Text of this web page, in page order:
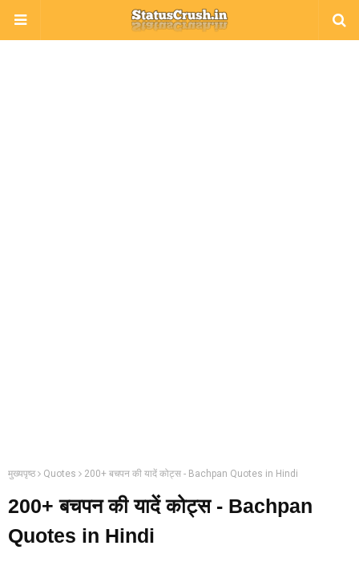
मुख्यपृष्ठ Quotes 200+ बचपन की यादें कोट्स - Bachpan Quotes in Hindi
200+ बचपन की यादें कोट्स - Bachpan
Quotes in Hindi